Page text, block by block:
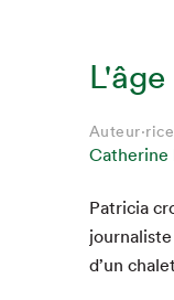
Auteur·rice
Catherine
Patri­cia
d’un